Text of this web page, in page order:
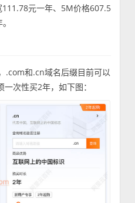
111.78元一年、5M价格607.5
.com和.cn域名后缀目前可以
次性买2年，如下图：